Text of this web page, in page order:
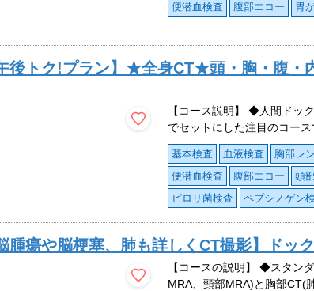
便潜血検査
腹部エコー 胃
後トク!プラン】★全身CT★頭・胸・腹・
【コース説明】 ◆人間ドッ
でセットにした注目のコー
基本検査 血液検査 胸部レ
便潜血検査
腹部エコー 頭
ピロリ菌検査
ペプシノゲン
腫瘍や脳梗塞、肺も詳しくCT撮影】ドッ
【コースの説明】 ◆スタン
MRA、頸部MRA)と胸部CT(